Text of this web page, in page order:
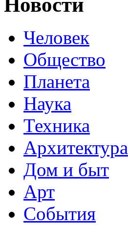
Новости
Человек
Общество
Планета
Наука
Техника
Архитектура
Дом и быт
Арт
События